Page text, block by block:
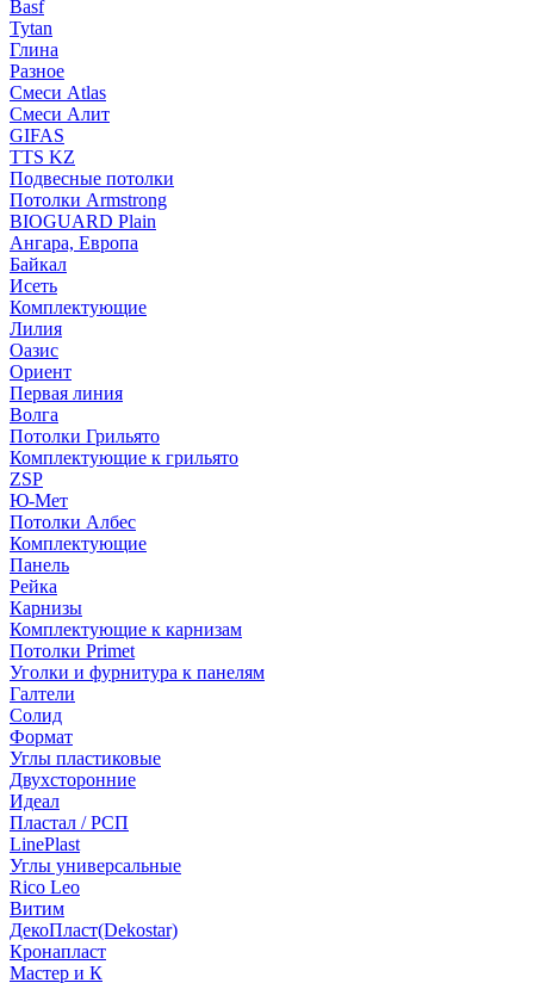
Basf
Tytan
Глина
Разное
Смеси Atlas
Смеси Алит
GIFAS
TTS KZ
Подвесные потолки
Потолки Armstrong
BIOGUARD Plain
Ангара, Европа
Байкал
Исеть
Комплектующие
Лилия
Оазис
Ориент
Первая линия
Волга
Потолки Грильято
Комплектующие к грильято
ZSP
Ю-Мет
Потолки Албес
Комплектующие
Панель
Рейка
Карнизы
Комплектующие к карнизам
Потолки Primet
Уголки и фурнитура к панелям
Галтели
Солид
Формат
Углы пластиковые
Двухсторонние
Идеал
Пластал / РСП
LinePlast
Углы универсальные
Rico Leo
Витим
ДекоПласт(Dekostar)
Кронапласт
Мастер и К